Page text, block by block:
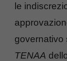
le
governativo
TENAA